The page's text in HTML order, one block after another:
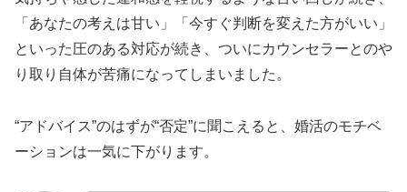
「あなたの考えは甘い」「今すぐ判断を変えた方がいい」
といった圧のある対応が続き、ついにカウンセラーとのや
り取り自体が苦痛になってしまいました。
“アドバイス”のはずが“否定”に聞こえると、婚活のモチベ
ーションは一気に下がります。